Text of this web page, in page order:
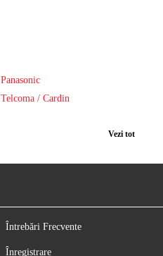
Panasonic
Telcoma / Cardin
Vezi tot
Întrebări Frecvente
Înregistrare